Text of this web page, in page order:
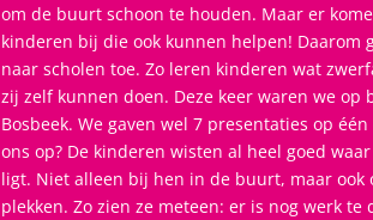
om de buurt schoon te houden. Maar er
kinderen bij die ook kunnen helpen! Daarom
naar scholen toe. Zo leren kinderen wat
zij zelf kunnen doen. Deze keer waren we op
Bosbeek. We gaven wel 7 presentaties op
ons op? De kinderen wisten al heel goed
ligt. Niet alleen bij hen in de buurt, maar ook
plekken. Zo zien ze meteen: er is nog werk te